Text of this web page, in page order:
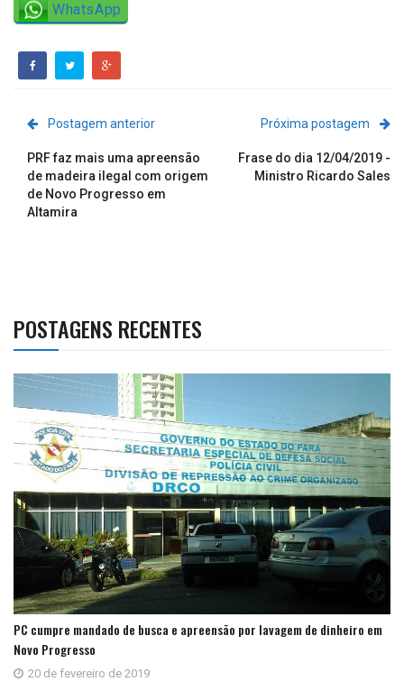
WhatsApp
Postagem anterior
PRF faz mais uma apreensão
de madeira ilegal com origem
de Novo Progresso em
Altamira
Próxima postagem
Frase do dia 12/04/2019 -
Ministro Ricardo Sales
POSTAGENS RECENTES
PC cumpre mandado de busca e apreensão por lavagem de dinheiro em
Novo Progresso
20 de fevereiro de 2019